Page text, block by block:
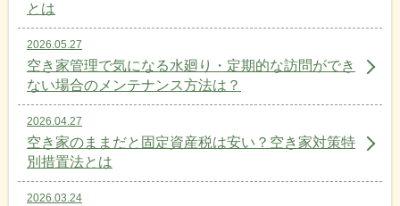
とは
2026.05.27
空き家管理で気になる水廻り・定期的な訪問ができ
ない場合のメンテナンス方法は？
2026.04.27
空き家のままだと固定資産税は安い？空き家対策特
別措置法とは
2026.03.24